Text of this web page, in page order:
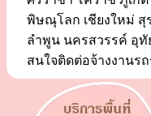
พิษณุโลก เชียงใหม่ สุ
ลำพูน นครสวรรค์ อุทั
สนใจติดต่อจ้างงานร